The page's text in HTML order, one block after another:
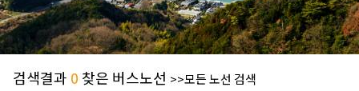
검색결과 0 찾은 버스노선 >>모든 노선 검색